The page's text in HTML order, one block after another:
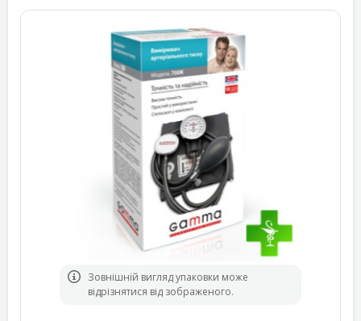
Зовнішній вигляд упаковки може
відрізнятися від зображеного.